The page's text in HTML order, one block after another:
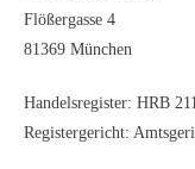
Flößergasse 4
81369 München
Handelsregister: HRB
Registergericht: